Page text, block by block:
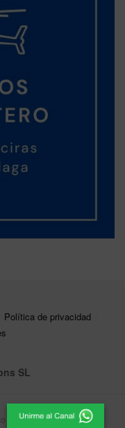
Política de privacidad
SL
de Comunicación